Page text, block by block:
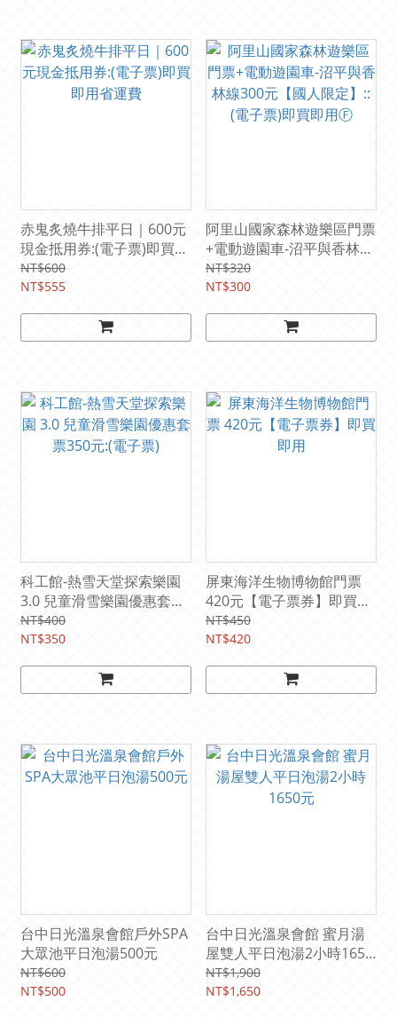
赤鬼炙燒牛排平日｜600元
現金抵用券:(電子票)即買即
用省運費
NT$600
NT$555
阿里山國家森林遊樂區門票
+電動遊園車-沼平與香林線
300元【國人限定】::(電子
票)即買即用Ⓕ
NT$320
NT$300
科工館-熱雪天堂探索樂園
3.0 兒童滑雪樂園優惠套票
350元:(電子票)
NT$400
NT$350
屏東海洋生物博物館門票
420元【電子票券】即買即
用
NT$450
NT$420
台中日光溫泉會館戶外SPA
大眾池平日泡湯500元
NT$600
NT$500
台中日光溫泉會館 蜜月湯
屋雙人平日泡湯2小時1650
元
NT$1,900
NT$1,650